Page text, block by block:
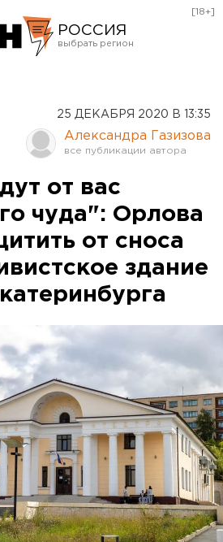
РОССИЯ
Оренбург
[18+]
25 ДЕКАБРЯ 2020 В 13:35
Александра Газизова
от вас
чуда": Орлова
от сноса
здание